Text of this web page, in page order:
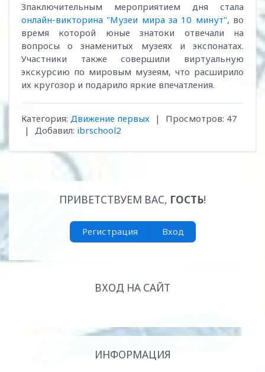
Зпаключительным мероприятием дня стала
онлайн-викторина "Музеи мира за 10 минут", во
время которой юные знатоки отвечали на
вопросы о знаменитых музеях и экспонатах.
Участники также совершили виртуальную
экскурсию по мировым музеям, что расширило
их кругозор и подарило яркие впечатления.
Категория: Движение первых | Просмотров: 47
|
Добавил: ibrschool2
ПРИВЕТСТВУЕМ ВАС, ГОСТЬ!
Регистрация Вход
ВХОД НА САЙТ
ИНФОРМАЦИЯ